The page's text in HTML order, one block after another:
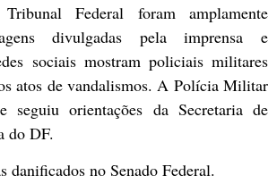
Federal foram amplamente
divulgadas pela imprensa e
sociais mostram policiais militares
atos de vandalismos. A Polícia Militar
seguiu orientações da Secretaria de
do DF.